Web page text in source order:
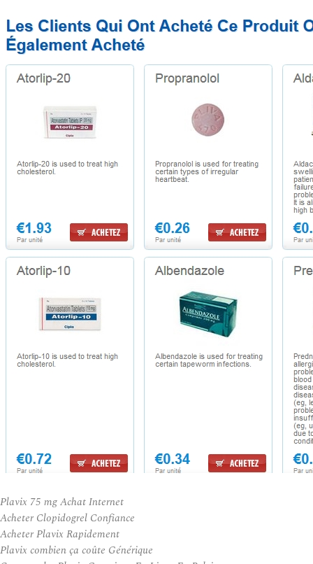
Plavix 75 mg Achat Internet
Acheter Clopidogrel Confiance
Acheter Plavix Rapidement
Plavix combien ça coûte Générique